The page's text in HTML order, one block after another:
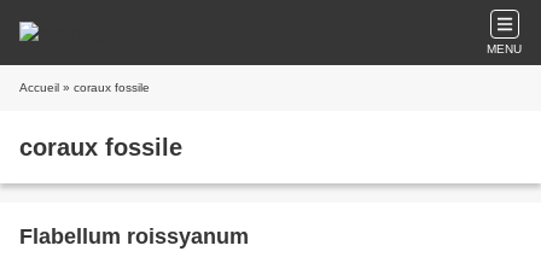
MENU
Accueil » coraux fossile
coraux fossile
Flabellum roissyanum